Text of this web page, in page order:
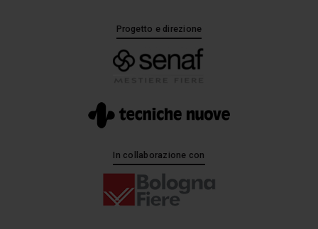
Progetto e direzione
In collaborazione con